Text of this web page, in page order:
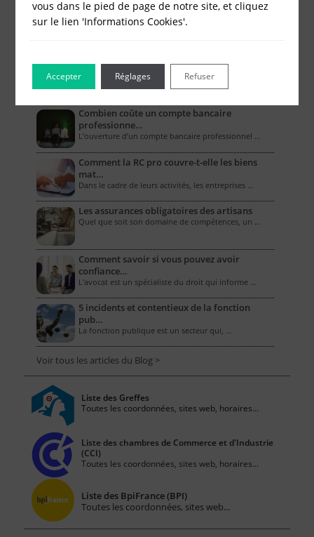
Le Blog pour les Entreprises
Combien coûte un compte bancaire
professionne…
L’ouverture d’un compte bancaire professionnel …
Comment la RC pro couvre-t-elle les biens
mat…
Dans le cadre de leurs activités, les entreprises …
Les assurances obligatoires des artisans
Quel que soit son domaine de compétences, un …
Comment savoir si vous pouvez avoir
confiance…
L'avocat est un spécialiste du droit qui informe …
5 incidents et contentieux de la fonction
pub…
La fonction publique est un secteur qui, …
Voir tous les articles du Blog >
Liste des Greffes
Toutes les coordonnées, sites web, horaires...
Liste des chambres de Commerce et d'Industrie
(CCI)
Toutes les coordonnées, sites web, horaires...
Liste des BpiFrance (BPI)
Toutes les coordonnées, sites web...
vous dans le pied de page de notre site, et cliquez
sur le lien 'Informations Cookies'.
Accepter Refuser
Réglages